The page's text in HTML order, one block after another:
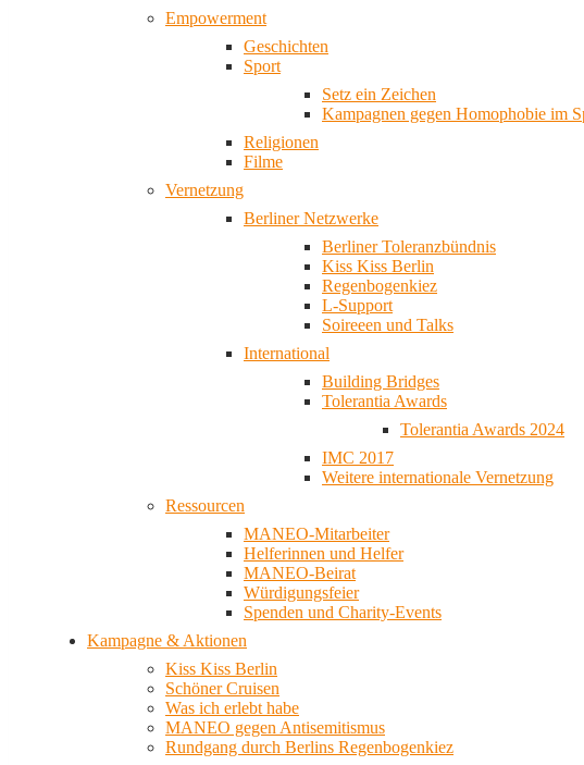
Empowerment
Geschichten
Sport
Setz ein Zeichen
Kampagnen gegen Homophobie im
Religionen
Filme
Vernetzung
Berliner Netzwerke
Berliner Toleranzbündnis
Kiss Kiss Berlin
Regenbogenkiez
L-Support
Soireeen und Talks
International
Building Bridges
Tolerantia Awards
Tolerantia Awards 2024
IMC 2017
Weitere internationale Vernetzung
Ressourcen
MANEO-Mitarbeiter
Helferinnen und Helfer
MANEO-Beirat
Würdigungsfeier
Spenden und Charity-Events
Kampagne & Aktionen
Kiss Kiss Berlin
Schöner Cruisen
Was ich erlebt habe
MANEO gegen Antisemitismus
Rundgang durch Berlins Regenbogenkiez